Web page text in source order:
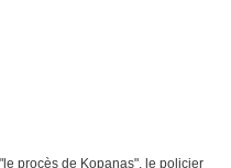
procès de Kopanas", le policier